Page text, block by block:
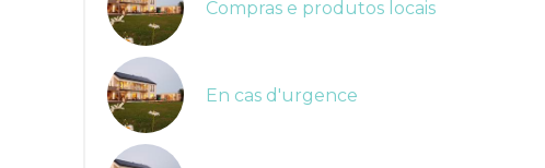
Compras e produtos locais
En cas d'urgence